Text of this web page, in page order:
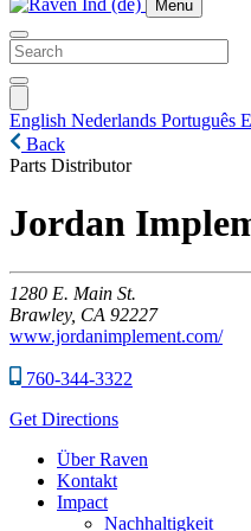
Menu
English Nederlands Português
Back
Parts Distributor
Jordan
1280 E. Main St.
Brawley, CA 92227
www.jordanimplement.com/
760-344-3322
Get Directions
Über Raven
Kontakt
Impact
Nachhaltigkeit